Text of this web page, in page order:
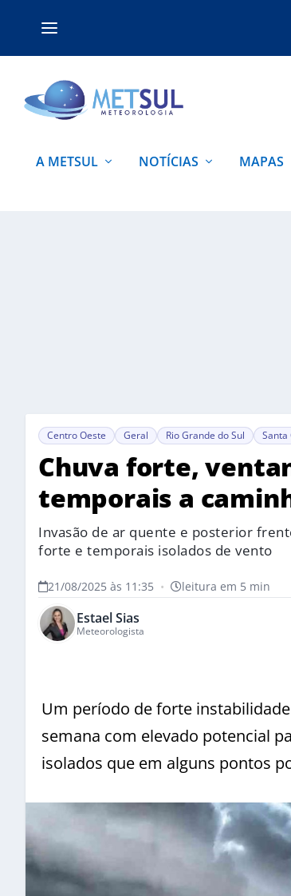
A METSUL NOTÍCIAS MAPAS
Centro Oeste Geral Rio Grande do Sul Santa
Chuva forte,
temporais a
Invasão de ar quente e posterior
forte e temporais isolados de vento
21/08/2025 às 11:35 • leitura em 5 min
Estael Sias
Meteorologista
Um período de forte
semana com elevado potencial
isolados que em alguns pontos